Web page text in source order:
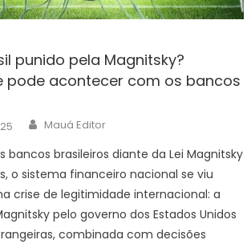
punido pela Magnitsky?
pode acontecer com os bancos
Author
Mauá Editor
bancos brasileiros diante da Lei Magnitsky
o sistema financeiro nacional se viu
crise de legitimidade internacional: a
pelo governo dos Estados Unidos
combinada com decisões